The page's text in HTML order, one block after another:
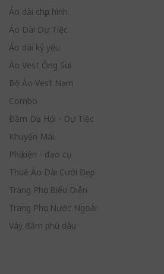
Áo dài chụp hình
Áo Dài Dự Tiệc
Áo dài kỷ yếu
Áo Vest Ông Sui
Bộ Áo Vest Nam
Combo
Đầm Dạ Hội - Dự Tiệc
Khuyến Mãi
Phụ kiện - đạo cụ
Thuê Áo Dài Cưới Đẹp
Trang Phục Biểu Diễn
Trang Phục Nước Ngoài
Váy đầm phù dâu